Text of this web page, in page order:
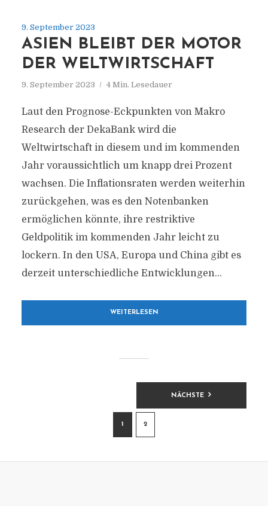
9. September 2023
ASIEN BLEIBT DER MOTOR
DER WELTWIRTSCHAFT
9. September 2023 4 Min. Lesedauer
Laut den Prognose-Eckpunkten von Makro
Research der DekaBank wird die
Weltwirtschaft in diesem und im kommenden
Jahr voraussichtlich um knapp drei Prozent
wachsen. Die Inflationsraten werden weiterhin
zurückgehen, was es den Notenbanken
ermöglichen könnte, ihre restriktive
Geldpolitik im kommenden Jahr leicht zu
lockern. In den USA, Europa und China gibt es
derzeit unterschiedliche Entwicklungen...
WEITERLESEN
BEITRAGSNAVIGATION
1 2
NÄCHSTE